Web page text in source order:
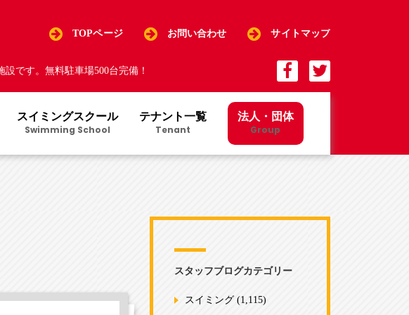
TOPページ お問い合わせ サイトマップ
です。無料駐車場500台完備！
スイミングスクール
Swimming School
テナント一覧
Tenant
法人・団体
Group
スタッフブログカテゴリー
スイミング(1,115)